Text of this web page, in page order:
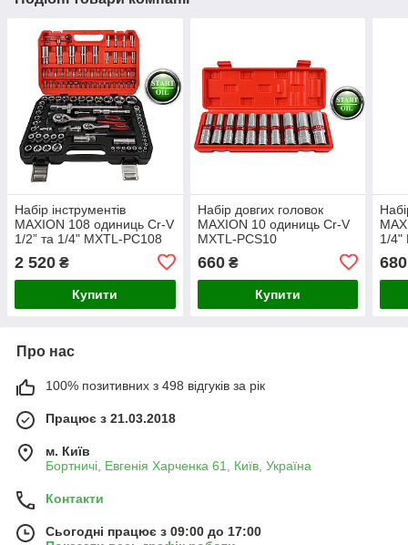
Набір інструментів
MAXION 108 одиниць Cr-V
1/2” та 1/4" MXTL-PC108
2 520 ₴
Купити
Набір довгих головок
MAXION 10 одиниць Cr-V
MXTL-PCS10
660₴
Купити
1/4"
680
Про нас
100% позитивних з 498 відгуків за рік
Працює з 21.03.2018
м. Київ
Бортничі, Евгенія Харченка 61, Київ, Україна
Контакти
Сьогодні працює з 09:00 до 17:00